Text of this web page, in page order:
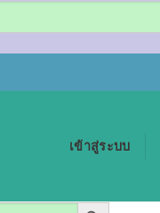
เข้าสู่ระบบ
SEARCH BUTTON